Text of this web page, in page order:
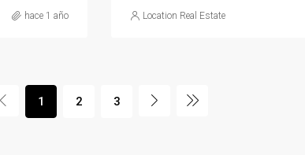
hace 1 año Location Real Estate
1 2 3